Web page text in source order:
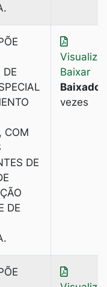
DE
COM
DE
DE
Baixar
Baixado:
vezes